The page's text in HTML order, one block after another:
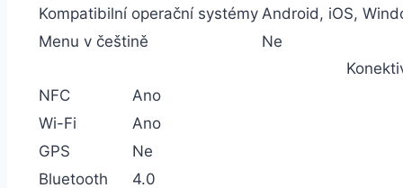
Kompatibilní operační systémy Android, iOS,
Menu v češtině
Ne
NFC
Ano
Wi-Fi
Ano
GPS
Ne
Bluetooth
4.0